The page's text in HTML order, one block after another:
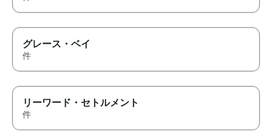
グレース・ベイ
件
リーワード・セトルメント
件